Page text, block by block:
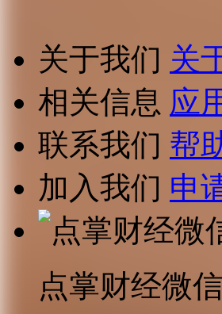
关于我们 关
相关信息 应
联系我们 帮
加入我们 申
点掌财经微